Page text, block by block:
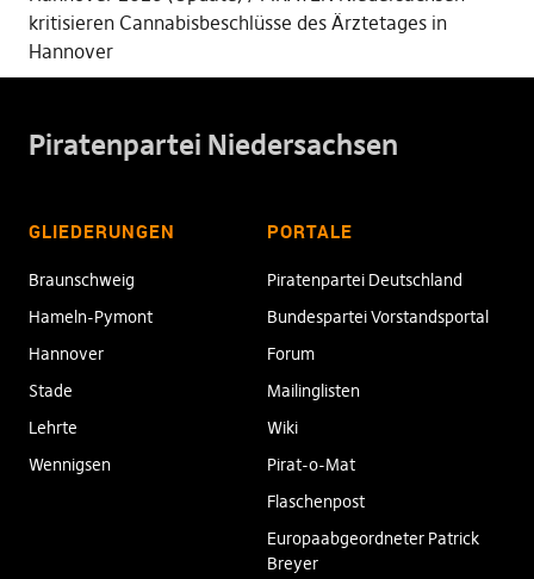
kritisieren Cannabisbeschlüsse des Ärztetages in
Hannover
Piratenpartei Niedersachsen
GLIEDERUNGEN
Braunschweig
Hameln-Pymont
Hannover
Stade
Lehrte
Wennigsen
PORTALE
Piratenpartei Deutschland
Bundespartei Vorstandsportal
Forum
Mailinglisten
Wiki
Pirat-o-Mat
Flaschenpost
Europaabgeordneter Patrick
Breyer